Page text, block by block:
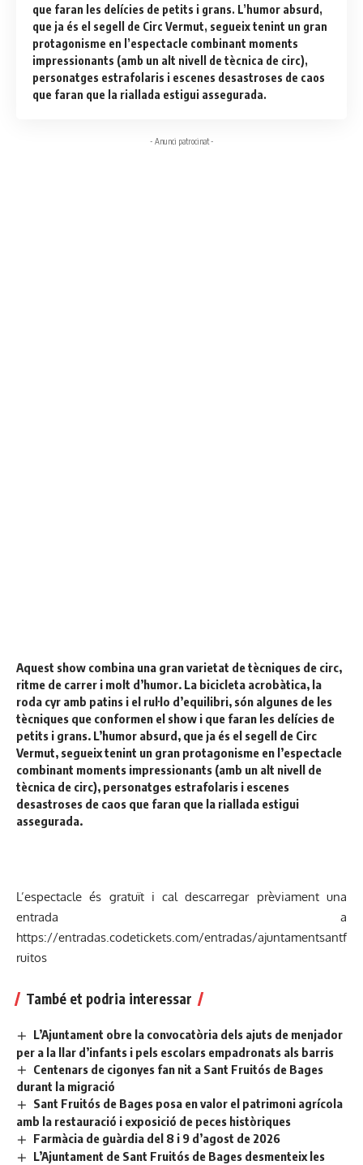
que faran les delícies de petits i grans. L’humor absurd,
que ja és el segell de Circ Vermut, segueix tenint un gran
protagonisme en l’espectacle combinant moments
impressionants (amb un alt nivell de tècnica de circ),
personatges estrafolaris i escenes desastroses de caos
que faran que la riallada estigui assegurada.
- Anunci patrocinat -
Aquest show combina una gran varietat de tècniques de circ,
ritme de carrer i molt d’humor. La bicicleta acrobàtica, la
roda cyr amb patins i el rul·lo d’equilibri, són algunes de les
tècniques que conformen el show i que faran les delícies de
petits i grans. L’humor absurd, que ja és el segell de Circ
Vermut, segueix tenint un gran protagonisme en l’espectacle
combinant moments impressionants (amb un alt nivell de
tècnica de circ), personatges estrafolaris i escenes
desastroses de caos que faran que la riallada estigui
assegurada.
L’espectacle és gratuït i cal descarregar prèviament una
entrada a
https://entradas.codetickets.com/entradas/ajuntamentsantf
ruitos
També et podria interessar
L’Ajuntament obre la convocatòria dels ajuts de menjador
per a la llar d’infants i pels escolars empadronats als barris
Centenars de cigonyes fan nit a Sant Fruitós de Bages
durant la migració
Sant Fruitós de Bages posa en valor el patrimoni agrícola
amb la restauració i exposició de peces històriques
Farmàcia de guàrdia del 8 i 9 d’agost de 2026
L’Ajuntament de Sant Fruitós de Bages desmenteix les